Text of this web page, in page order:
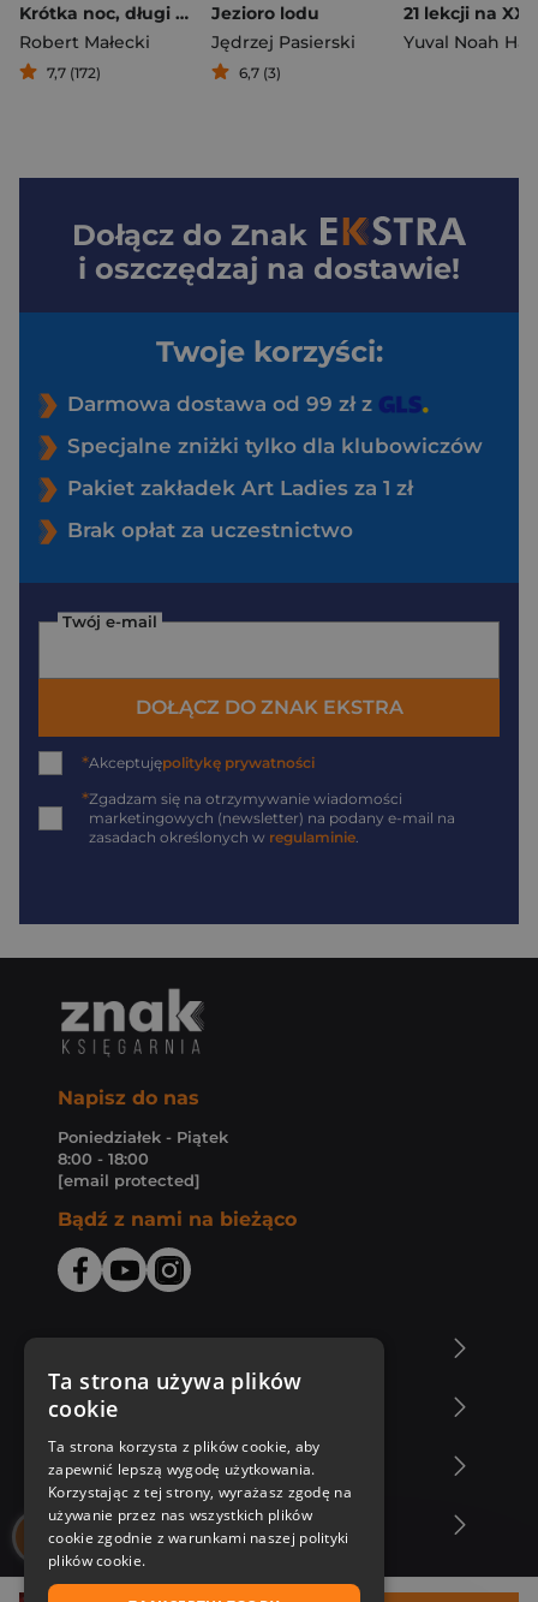
Krótka noc, długi krzyk
Robert Małecki
7,7 (172)
Jezioro lodu
Jędrzej Pasierski
6,7 (3)
Yuval Noah
Dołącz do Znak
i oszczędzaj na dostawie!
Twoje korzyści:
Darmowa dostawa od 99 zł z
Specjalne zniżki tylko dla klubowiczów
Pakiet zakładek Art Ladies za 1 zł
Brak opłat za uczestnictwo
Twój e-mail
DOŁĄCZ DO ZNAK EKSTRA
*Akceptujępolitykę prywatności
*Zgadzam się na otrzymywanie wiadomości
marketingowych (newsletter) na podany e-mail na
zasadach określonych w regulaminie
Napisz do nas
Poniedziałek - Piątek
8:00 - 18:00
[email protected]
Bądź z nami na bieżąco
Zakupy u nas
Nasza oferta
Nasi autorzy
Ta strona używa plików
cookie
Ta strona korzysta z plików cookie, aby
zapewnić lepszą wygodę użytkowania.
Korzystając z tej strony, wyrażasz zgodę na
używanie przez nas wszystkich plików
cookie zgodnie z warunkami naszej polityki
plików cookie.